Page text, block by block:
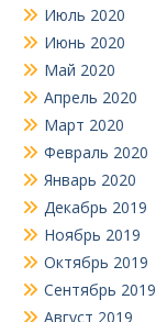
Июль 2020
Июнь 2020
Май 2020
Апрель 2020
Март 2020
Февраль 2020
Январь 2020
Декабрь 2019
Ноябрь 2019
Октябрь 2019
Сентябрь 2019
Август 2019